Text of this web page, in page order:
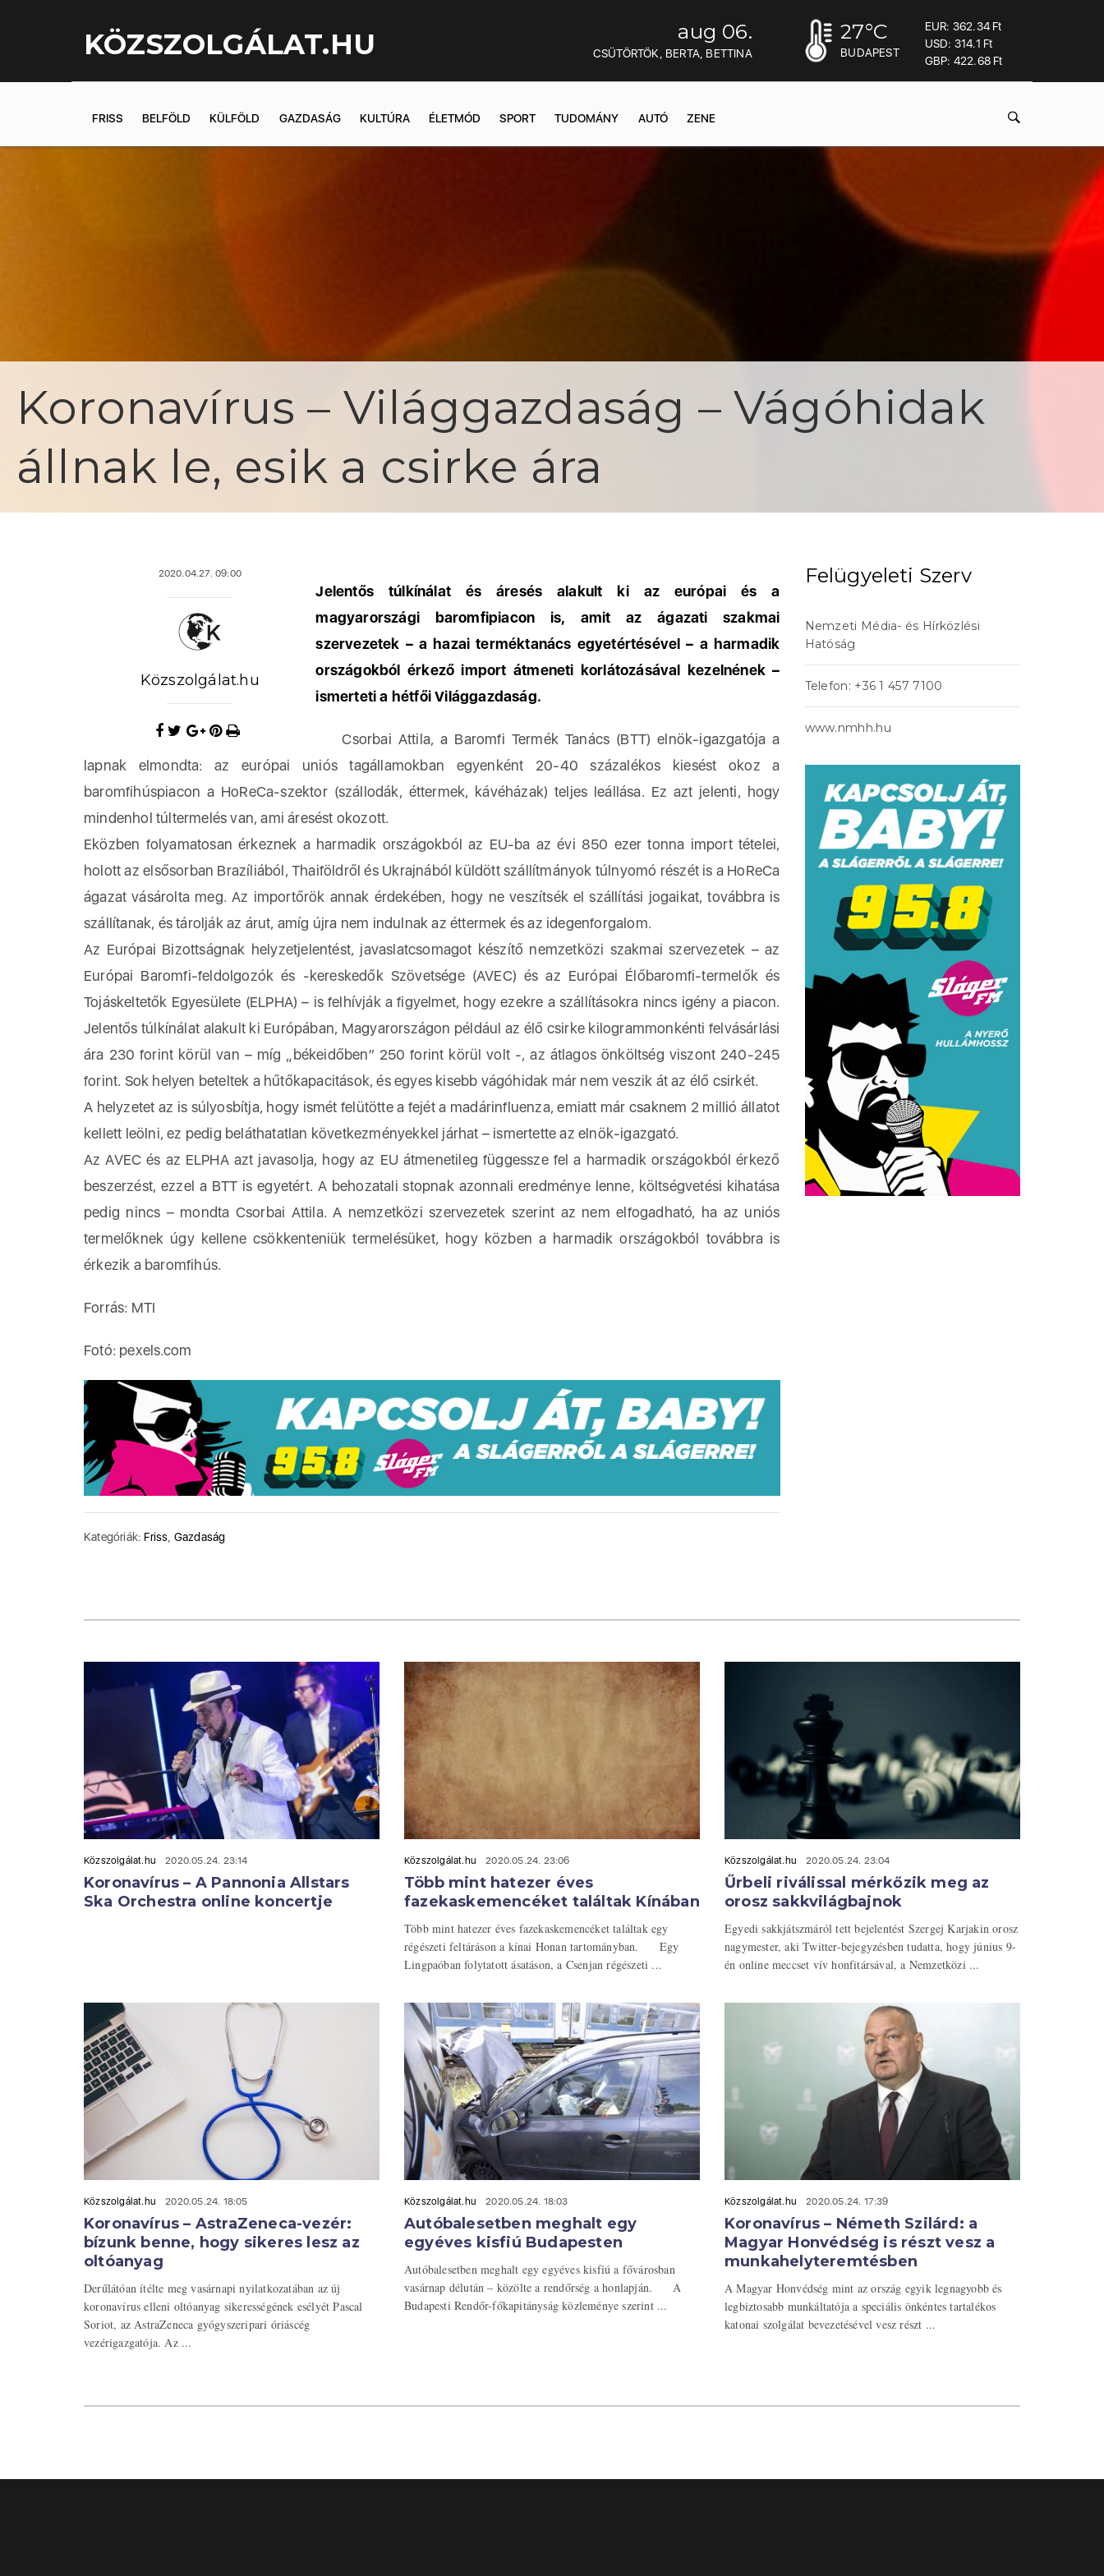
KÖZSZOLGÁLAT.HU aug 06.
CSÜTÖRTÖK, BERTA, BETTINA
27°C
BUDAPEST
EUR: 362.34 Ft
USD: 314.1 Ft
GBP: 422.68 Ft
FRISS BELFÖLD KÜLFÖLD GAZDASÁG KULTÚRA ÉLETMÓD SPORT TUDOMÁNY AUTÓ ZENE
Koronavírus – Világgazdaság – Vágóhidak
állnak le, esik a csirke ára
2020.04.27. 09:00
Közszolgálat.hu
Jelentős túlkínálat és áresés alakult ki az európai és a
magyarországi baromfipiacon is, amit az ágazati szakmai
szervezetek – a hazai terméktanács egyetértésével – a harmadik
országokból érkező import átmeneti korlátozásával kezelnének –
ismerteti a hétfői Világgazdaság.
Csorbai Attila, a Baromfi Termék Tanács (BTT) elnök-igazgatója a
lapnak elmondta: az európai uniós tagállamokban egyenként 20-40 százalékos kiesést okoz a
baromfihúspiacon a HoReCa-szektor (szállodák, éttermek, kávéházak) teljes leállása. Ez azt jelenti, hogy
mindenhol túltermelés van, ami áresést okozott.
Eközben folyamatosan érkeznek a harmadik országokból az EU-ba az évi 850 ezer tonna import tételei,
holott az elsősorban Brazíliából, Thaiföldről és Ukrajnából küldött szállítmányok túlnyomó részét is a HoReCa
ágazat vásárolta meg. Az importőrök annak érdekében, hogy ne veszítsék el szállítási jogaikat, továbbra is
szállítanak, és tárolják az árut, amíg újra nem indulnak az éttermek és az idegenforgalom.
Az Európai Bizottságnak helyzetjelentést, javaslatcsomagot készítő nemzetközi szakmai szervezetek – az
Európai Baromfi-feldolgozók és -kereskedők Szövetsége (AVEC) és az Európai Élőbaromfi-termelők és
Tojáskeltetők Egyesülete (ELPHA) – is felhívják a figyelmet, hogy ezekre a szállításokra nincs igény a piacon.
Jelentős túlkínálat alakult ki Európában, Magyarországon például az élő csirke kilogrammonkénti felvásárlási
ára 230 forint körül van – míg „békeidőben” 250 forint körül volt -, az átlagos önköltség viszont 240-245
forint. Sok helyen beteltek a hűtőkapacitások, és egyes kisebb vágóhidak már nem veszik át az élő csirkét.
A helyzetet az is súlyosbítja, hogy ismét felütötte a fejét a madárinfluenza, emiatt már csaknem 2 millió állatot
kellett leölni, ez pedig beláthatatlan következményekkel járhat – ismertette az elnök-igazgató.
Az AVEC és az ELPHA azt javasolja, hogy az EU átmenetileg függessze fel a harmadik országokból érkező
beszerzést, ezzel a BTT is egyetért. A behozatali stopnak azonnali eredménye lenne, költségvetési kihatása
pedig nincs – mondta Csorbai Attila. A nemzetközi szervezetek szerint az nem elfogadható, ha az uniós
termelőknek úgy kellene csökkenteniük termelésüket, hogy közben a harmadik országokból továbbra is
érkezik a baromfihús.
Forrás: MTI
Fotó: pexels.com
Kategóriák: Friss, Gazdaság
Felügyeleti Szerv
Nemzeti Média- és Hírközlési
Hatóság
Telefon: +36 1 457 7100
www.nmhh.hu
Közszolgálat.hu 2020.05.24. 23:14
Koronavírus – A Pannonia Allstars
Ska Orchestra online koncertje
Közszolgálat.hu 2020.05.24. 23:06
Több mint hatezer éves
fazekaskemencéket találtak Kínában
Több mint hatezer éves fazekaskemencéket találtak egy
régészeti feltáráson a kínai Honan tartományban. Egy
Lingpaóban folytatott ásatáson, a Csenjan régészeti ...
Közszolgálat.hu 2020.05.24. 23:04
Űrbeli riválissal mérkőzik meg az
orosz sakkvilágbajnok
Egyedi sakkjátszmáról tett bejelentést Szergej Karjakin orosz
nagymester, aki Twitter-bejegyzésben tudatta, hogy június 9-
én online meccset vív honfitársával, a Nemzetközi ...
Közszolgálat.hu 2020.05.24. 18:05
Koronavírus – AstraZeneca-vezér:
bízunk benne, hogy sikeres lesz az
oltóanyag
Derűlátóan ítélte meg vasárnapi nyilatkozatában az új
koronavírus elleni oltóanyag sikerességének esélyét Pascal
Soriot, az AstraZeneca gyógyszeripari óriáscég
vezérigazgatója. Az ...
Közszolgálat.hu 2020.05.24. 18:03
Autóbalesetben meghalt egy
egyéves kisfiú Budapesten
Autóbalesetben meghalt egy egyéves kisfiú a fővárosban
vasárnap délután – közölte a rendőrség a honlapján. A
Budapesti Rendőr-főkapitányság közleménye szerint ...
Közszolgálat.hu 2020.05.24. 17:39
Koronavírus – Németh Szilárd: a
Magyar Honvédség is részt vesz a
munkahelyteremtésben
A Magyar Honvédség mint az ország egyik legnagyobb és
legbiztosabb munkáltatója a speciális önkéntes tartalékos
katonai szolgálat bevezetésével vesz részt ...